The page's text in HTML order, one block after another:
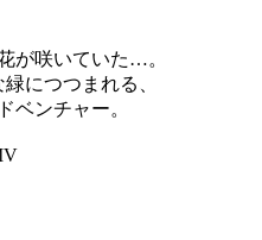
が咲いていた…。
につつまれる、
ベンチャー。